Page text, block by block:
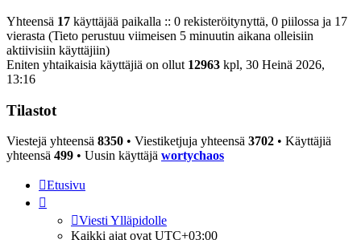
Yhteensä 17 käyttäjää paikalla :: 0 rekisteröitynyttä, 0 piilossa ja 17
vierasta (Tieto perustuu viimeisen 5 minuutin aikana olleisiin
aktiivisiin käyttäjiin)
Eniten yhtaikaisia käyttäjiä on ollut 12963 kpl, 30 Heinä 2026,
13:16
Tilastot
Viestejä yhteensä 8350 • Viestiketjuja yhteensä 3702 • Käyttäjiä
yhteensä 499 • Uusin käyttäjä wortychaos
Etusivu
Viesti Ylläpidolle
Kaikki ajat ovat UTC+03:00